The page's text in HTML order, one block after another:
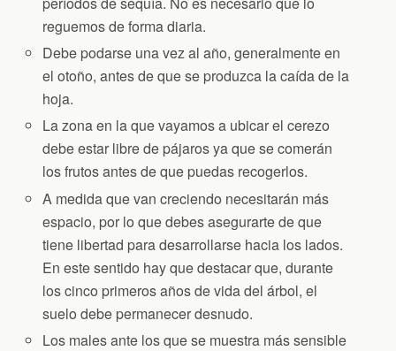
reguemos de forma diaria.
Debe podarse una vez al año, generalmente en
el otoño, antes de que se produzca la caída de la
hoja.
La zona en la que vayamos a ubicar el cerezo
debe estar libre de pájaros ya que se comerán
los frutos antes de que puedas recogerlos.
A medida que van creciendo necesitarán más
espacio, por lo que debes asegurarte de que
tiene libertad para desarrollarse hacia los lados.
En este sentido hay que destacar que, durante
los cinco primeros años de vida del árbol, el
suelo debe permanecer desnudo.
Los males ante los que se muestra más sensible